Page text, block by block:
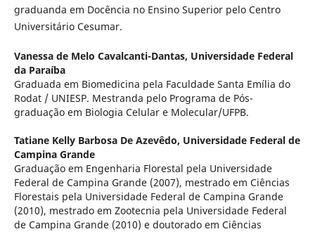
graduanda em Docência no Ensino Superior pelo Centro
Universitário Cesumar.
Vanessa de Melo Cavalcanti-Dantas, Universidade Federal
da Paraíba
Graduada em Biomedicina pela Faculdade Santa Emília do
Rodat / UNIESP. Mestranda pelo Programa de Pós-
graduação em Biologia Celular e Molecular/UFPB.
Tatiane Kelly Barbosa De Azevêdo, Universidade Federal de
Campina Grande
Graduação em Engenharia Florestal pela Universidade
Federal de Campina Grande (2007), mestrado em Ciências
Florestais pela Universidade Federal de Campina Grande
(2010), mestrado em Zootecnia pela Universidade Federal
de Campina Grande (2010) e doutorado em Ciências